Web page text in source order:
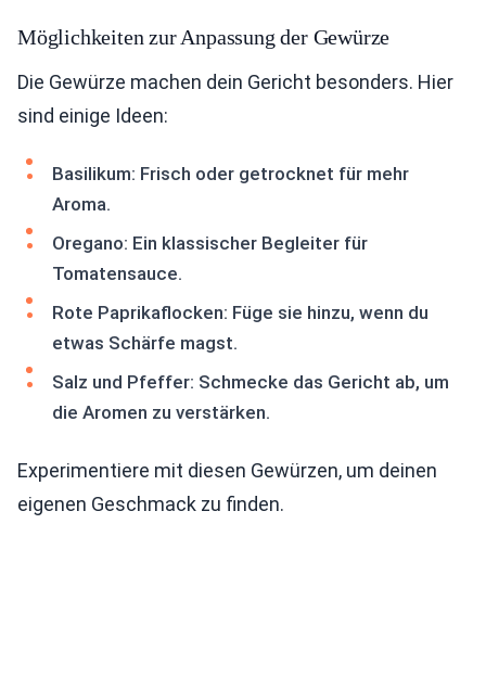
Möglichkeiten zur Anpassung der Gewürze
Die Gewürze machen dein Gericht besonders. Hier
sind einige Ideen:
Basilikum: Frisch oder getrocknet für mehr
Aroma.
Oregano: Ein klassischer Begleiter für
Tomatensauce.
Rote Paprikaflocken: Füge sie hinzu, wenn du
etwas Schärfe magst.
Salz und Pfeffer: Schmecke das Gericht ab, um
die Aromen zu verstärken.
Experimentiere mit diesen Gewürzen, um deinen
eigenen Geschmack zu finden.